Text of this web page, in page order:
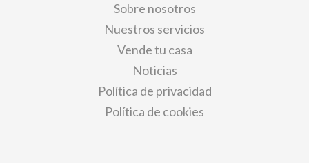
Sobre nosotros
Nuestros servicios
Vende tu casa
Noticias
Política de privacidad
Política de cookies